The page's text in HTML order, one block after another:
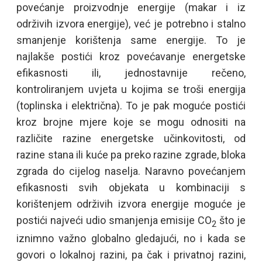
povećanje proizvodnje energije (makar i iz
održivih izvora energije), već je potrebno i stalno
smanjenje korištenja same energije. To je
najlakše postići kroz povećavanje energetske
efikasnosti ili, jednostavnije rečeno,
kontroliranjem uvjeta u kojima se troši energija
(toplinska i električna). To je pak moguće postići
kroz brojne mjere koje se mogu odnositi na
različite razine energetske učinkovitosti, od
razine stana ili kuće pa preko razine zgrade, bloka
zgrada do cijelog naselja. Naravno povećanjem
efikasnosti svih objekata u kombinaciji s
korištenjem održivih izvora energije moguće je
postići najveći udio smanjenja emisije CO2 što je
iznimno važno globalno gledajući, no i kada se
govori o lokalnoj razini, pa čak i privatnoj razini,